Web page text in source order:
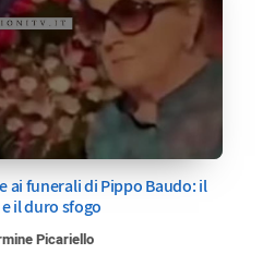
ai funerali di Pippo Baudo: il
il duro sfogo
Picariello